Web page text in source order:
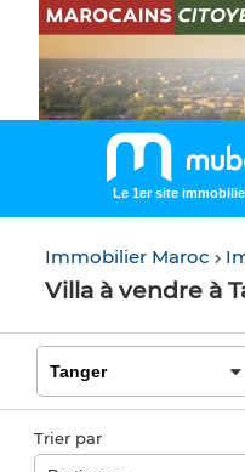
Le 1er site
Immobilier Maroc
Villa à vendre à
Trier par